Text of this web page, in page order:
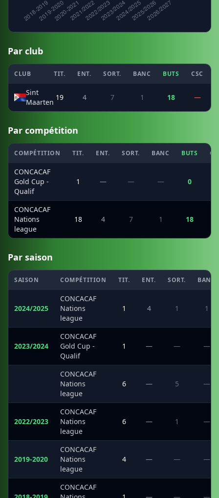
Par club
CLUB TIT. ENT. SORT. BANC BUTS CSC
Sint
Maarten
19 4 7 1 18 —
Par compétition
COMPÉTITION TIT. ENT. SORT. BANC BUTS
CONCACAF
Gold Cup -
Qualif
1 — — — 0
CONCACAF
Nations
league
18 4 7 1 18
Par saison
SAISON COMPÉTITION TIT. ENT. SORT. BANC
2024/2025
CONCACAF
Nations
league
1 4 1 1
2023/2024
CONCACAF
Gold Cup -
Qualif
1 — — —
CONCACAF
Nations
league
6 — 5 —
2022/2023
CONCACAF
Nations
league
6 — 1 —
2019-2020
CONCACAF
Nations
league
4 — — —
CONCACAF